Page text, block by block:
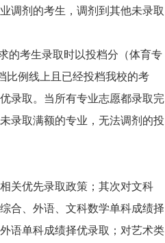
调剂的考生，调剂到其他未录取
的考生录取时以投档分（体育专
比例线上且已经投档我校的考
录取。当所有专业志愿都录取完
录取满额的专业，无法调剂的投
关优先录取政策；其次对文科
合、外语、文科数学单科成绩择
语单科成绩择优录取；对艺术类